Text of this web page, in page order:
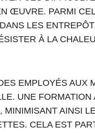
ŒUVRE. PARMI
LES
À LA
EMPLOYÉS AUX
UNE
MINIMISANT AINSI
CELA EST